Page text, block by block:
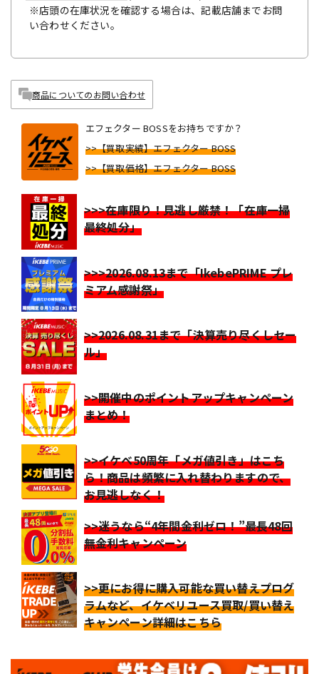
※店頭の在庫状況を確認する場合は、記載店舗までお問
い合わせください。
商品についてのお問い合わせ
エフェクター BOSSをお持ちですか？
>>【買取実績】エフェクター BOSS
>>【買取価格】エフェクター BOSS
>>>在庫限り！見逃し厳禁！「在庫一掃
最終処分」
>>>2026.08.13まで「IkebePRIME プレ
ミアム感謝祭」
>>2026.08.31まで「決算売り尽くしセー
ル」
>>開催中のポイントアップキャンペーン
まとめ！
>>イケベ50周年「メガ値引き」はこち
ら！商品は頻繁に入れ替わりますので、
お見逃しなく！
>>迷うなら“4年間金利ゼロ！”最長48回
無金利キャンペーン
>>更にお得に購入可能な買い替えプログ
ラムなど、イケベリユース買取/買い替え
キャンペーン詳細はこちら